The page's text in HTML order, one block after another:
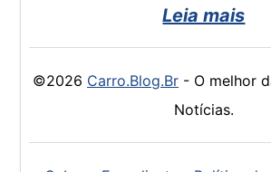
Leia mais
©2026 Carro.Blog.Br- O melhor
Notícias.